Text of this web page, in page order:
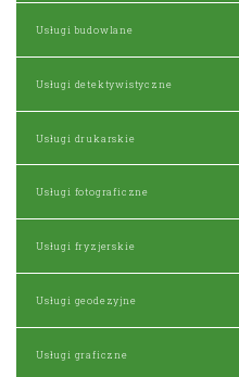
Usługi budowlane
Usługi detektywistyczne
Usługi drukarskie
Usługi fotograficzne
Usługi fryzjerskie
Usługi geodezyjne
Usługi graficzne